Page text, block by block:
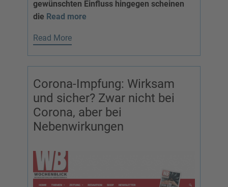
gewünschten Einfluss hingegen scheinen
die Read more
Read More
Corona-Impfung: Wirksam
und sicher? Zwar nicht bei
Corona, aber bei
Nebenwirkungen